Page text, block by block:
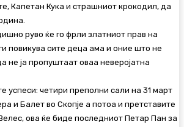
Капетан Кука и страшниот крокодил, да
руво ќе го фрли златниот прав на
повикува сите деца ама и оние што не
не ја пропуштаат оваа неверојатна
успеси: четири преполни сали на 31 март
и Балет во Скопје а потоа и претставите
ова ќе биде последниот Петар Пан за